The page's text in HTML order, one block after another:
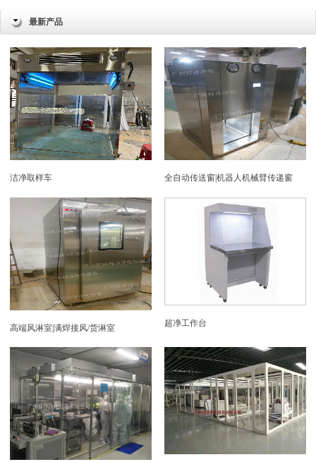
最新产品
洁净取样车 全自动传送窗|机器人机械臂传递窗
高端风淋室|满焊接风/货淋室 超净工作台